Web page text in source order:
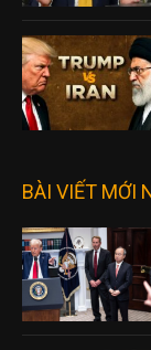
BÀI VIẾT MỚI